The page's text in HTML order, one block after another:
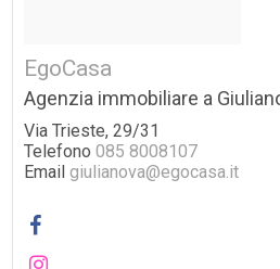
EgoCasa
Agenzia immobiliare a
Via Trieste, 29/31
Telefono085 8008107
Emailgiulianova@egocasa.it